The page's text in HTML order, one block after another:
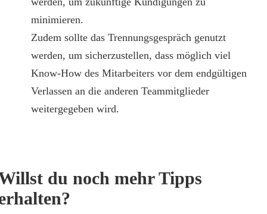
minimieren.
Zudem sollte das Trennungsgespräch genutzt
werden, um sicherzustellen, dass möglich viel
Know-How des Mitarbeiters vor dem endgültigen
Verlassen an die anderen Teammitglieder
weitergegeben wird.
du noch mehr Tipps